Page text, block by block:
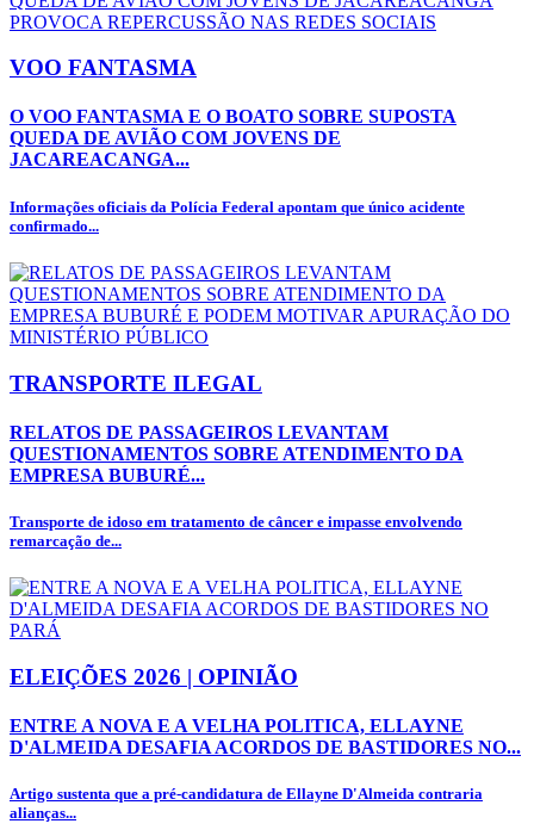
VOO FANTASMA
O VOO FANTASMA E O BOATO SOBRE SUPOSTA
QUEDA DE AVIÃO COM JOVENS DE
JACAREACANGA...
Informações oficiais da Polícia Federal apontam que único acidente
confirmado...
TRANSPORTE ILEGAL
RELATOS DE PASSAGEIROS LEVANTAM
QUESTIONAMENTOS SOBRE ATENDIMENTO DA
EMPRESA BUBURÉ...
Transporte de idoso em tratamento de câncer e impasse envolvendo
remarcação de...
ELEIÇÕES 2026 | OPINIÃO
ENTRE A NOVA E A VELHA POLITICA, ELLAYNE
D'ALMEIDA DESAFIA ACORDOS DE BASTIDORES NO...
Artigo sustenta que a pré-candidatura de Ellayne D'Almeida contraria
alianças...